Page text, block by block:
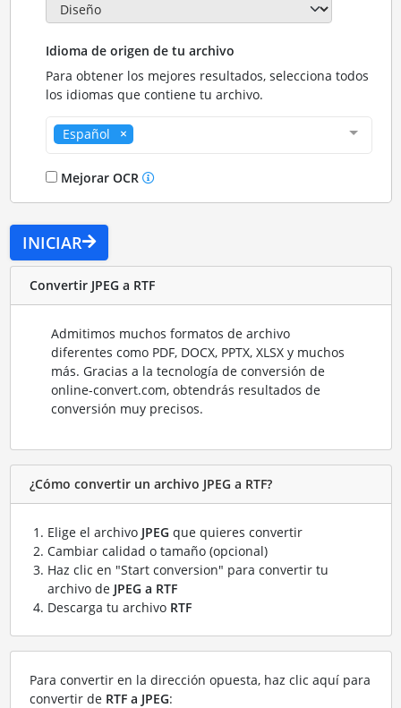
Idioma de origen de tu archivo
Para obtener los mejores resultados, selecciona todos
los idiomas que contiene tu archivo.
Español
Mejorar OCR
INICIAR
Convertir JPEG a RTF
Admitimos muchos formatos de archivo
diferentes como PDF, DOCX, PPTX, XLSX y muchos
más. Gracias a la tecnología de conversión de
online-convert.com, obtendrás resultados de
conversión muy precisos.
¿Cómo convertir un archivo JPEG a RTF?
Elige el archivo JPEG que quieres convertir
Cambiar calidad o tamaño (opcional)
Haz clic en "Start conversion" para convertir tu
archivo de JPEG a RTF
Descarga tu archivo RTF
Para convertir en la dirección opuesta, haz clic aquí para
convertir de RTF a JPEG: